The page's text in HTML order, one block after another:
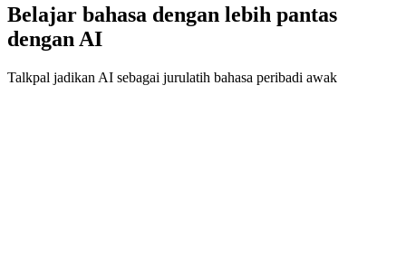
Belajar bahasa dengan lebih pantas
dengan AI
Talkpal jadikan AI sebagai jurulatih bahasa peribadi awak